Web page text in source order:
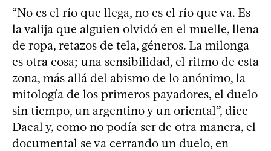
“No es el río que llega, no es el río que va. Es
la valija que alguien olvidó en el muelle, llena
de ropa, retazos de tela, géneros. La milonga
es otra cosa; una sensibilidad, el ritmo de esta
zona, más allá del abismo de lo anónimo, la
mitología de los primeros payadores, el duelo
sin tiempo, un argentino y un oriental”, dice
Dacal y, como no podía ser de otra manera, el
documental se va cerrando un duelo, en